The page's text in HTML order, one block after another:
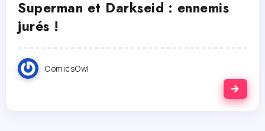
Superman et Darkseid : ennemis
jurés !
ComicsOwl